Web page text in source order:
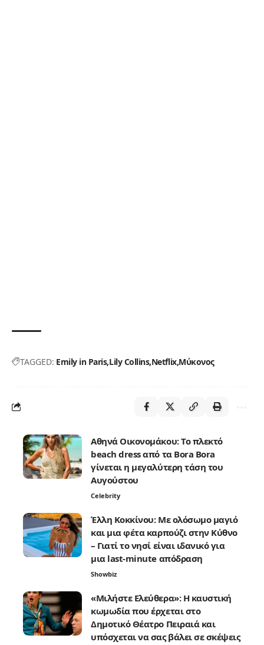
TAGGED: Emily in Paris Lily Collins Netflix Μύκονος
Αθηνά Οικονομάκου: Το πλεκτό
beach dress από τα Bora Bora
γίνεται η μεγαλύτερη τάση του
Αυγούστου
Celebrity
Έλλη Κοκκίνου: Με ολόσωμο μαγιό
και μια φέτα καρπούζι στην Κύθνο
– Γιατί το νησί είναι ιδανικό για
μια last-minute απόδραση
Showbiz
«Μιλήστε Ελεύθερα»: Η καυστική
κωμωδία που έρχεται στο
Δημοτικό Θέατρο Πειραιά και
υπόσχεται να σας βάλει σε σκέψεις